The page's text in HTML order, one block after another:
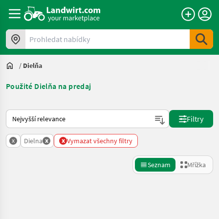
Prohledat nabídky
/ Dielňa
Použité Dielňa na predaj
Takto se řadí nabídky na Landwirt.com
Filtry
x Dielna x x Vymazat všechny filtry
Seznam Mřížka